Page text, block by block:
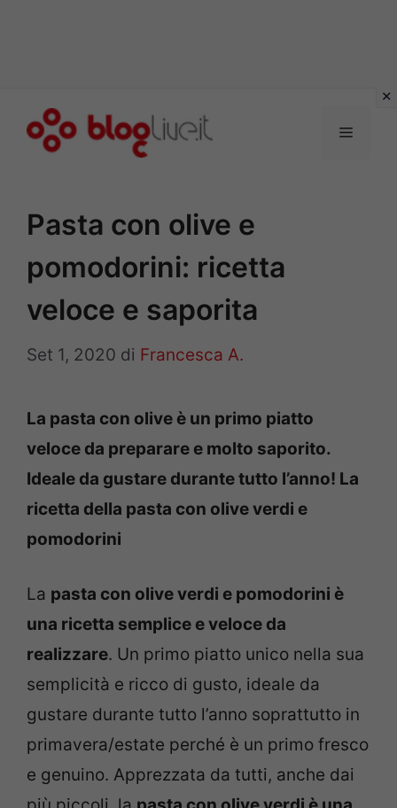
Menu
Pasta con olive e
pomodorini: ricetta
veloce e saporita
Set 1, 2020 di Francesca A.
La pasta con olive è un primo piatto
veloce da preparare e molto saporito.
Ideale da gustare durante tutto l’anno! La
ricetta della pasta con olive verdi e
pomodorini
La pasta con olive verdi e pomodorini è
una ricetta semplice e veloce da
realizzare. Un primo piatto unico nella sua
semplicità e ricco di gusto, ideale da
gustare durante tutto l’anno soprattutto in
primavera/estate perché è un primo fresco
e genuino. Apprezzata da tutti, anche dai